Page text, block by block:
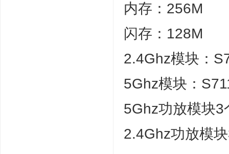
内存：256M
闪存：128M
2.4Ghz模块：
5Ghz模块：
5Ghz功放模块
2.4Ghz功放模